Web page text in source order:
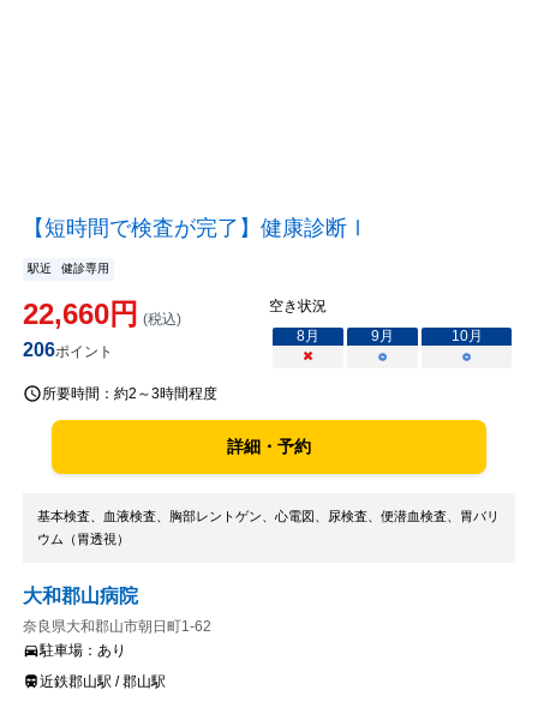
【短時間で検査が完了】健康診断Ⅰ
駅近 健診専用
22,660円 (税込)
206ポイント
空き状況
8月 9月 10月
×
○ ○
所要時間： 約2～3時間程度
詳細・予約
基本検査、血液検査、胸部レントゲン、心電図、尿検査、便潜血検査、胃バリ
ウム（胃透視）
大和郡山病院
奈良県大和郡山市朝日町1-62
駐車場： あり
近鉄郡山駅 / 郡山駅